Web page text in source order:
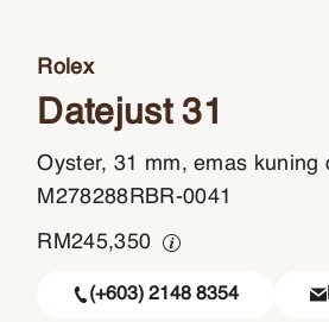
Rolex
Datejust 31
Oyster, 31 mm, emas kuning
M278288RBR-0041
RM245,350
(+603) 2148 8354